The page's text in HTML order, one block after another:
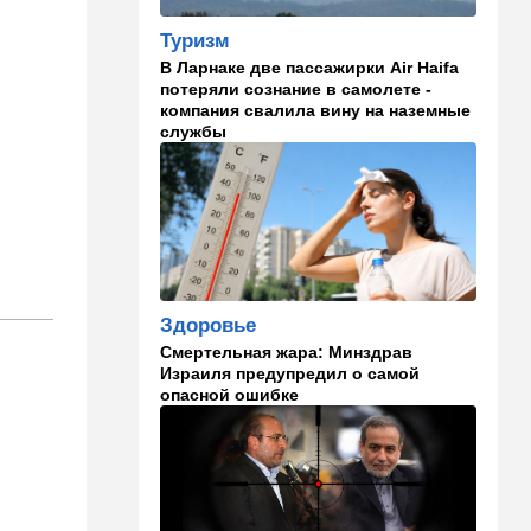
поддержку Ирана: война с
США меняет баланс сил
14:18 Мнения
"Это ваше туда-сюда
страшно раздражает"
14:06 Транспорт
Что изменилось в аэропорту
Бен-Гурион после войны:
безопасность и советы
пассажирам
13:58 Здоровье
Какие продукты помогают
легче переносить стресс:
что выяснили ученые
Туризм
В Ларнаке две пассажирки Air Haifa
потеряли сознание в самолете -
компания свалила вину на наземные
службы
Здоровье
Смертельная жара: Минздрав
Израиля предупредил о самой
опасной ошибке